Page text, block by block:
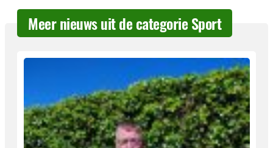
Meer nieuws uit de categorie Sport